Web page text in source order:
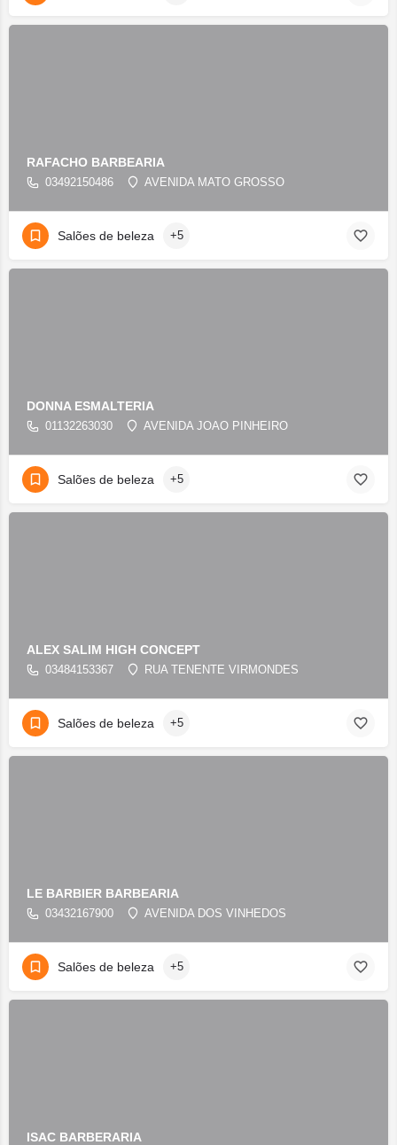
RAFACHO BARBEARIA
03492150486 AVENIDA MATO GROSSO
Salões de beleza +5
DONNA ESMALTERIA
01132263030 AVENIDA JOAO PINHEIRO
Salões de beleza +5
ALEX SALIM HIGH CONCEPT
03484153367 RUA TENENTE VIRMONDES
Salões de beleza +5
LE BARBIER BARBEARIA
03432167900 AVENIDA DOS VINHEDOS
Salões de beleza +5
ISAC BARBERARIA